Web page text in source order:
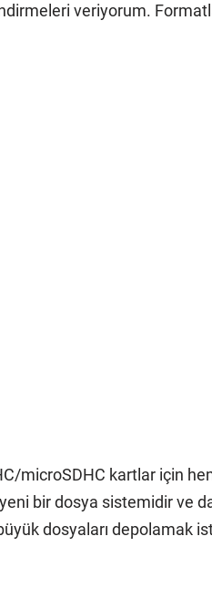
veriyorum.
microSDHC kartlar için
bir dosya sistemidir ve
dosyaları depolamak